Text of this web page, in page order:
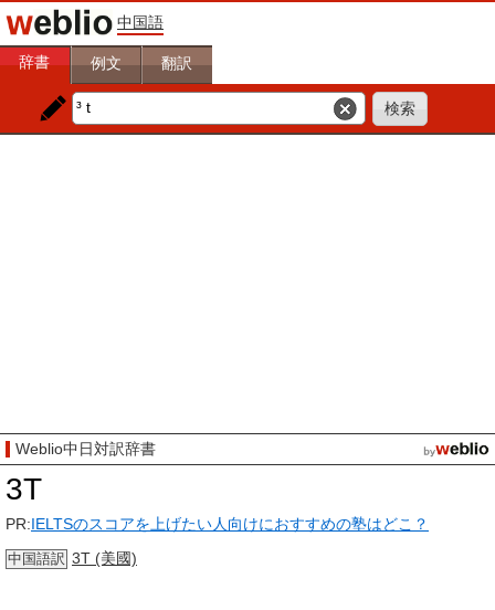
中国語
辞書 例文 翻訳
Weblio中日対訳辞書
3T
PR:IELTSのスコアを上げたい人向けにおすすめの塾はどこ？
中国語訳 3T (美國)